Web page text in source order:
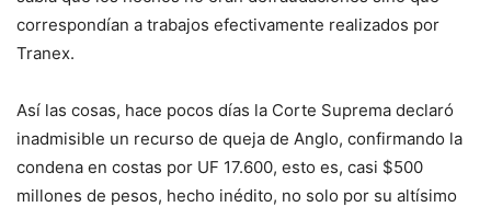
correspondían a trabajos efectivamente realizados por
Tranex.
Así las cosas, hace pocos días la Corte Suprema declaró
inadmisible un recurso de queja de Anglo, confirmando la
condena en costas por UF 17.600, esto es, casi $500
millones de pesos, hecho inédito, no solo por su altísimo